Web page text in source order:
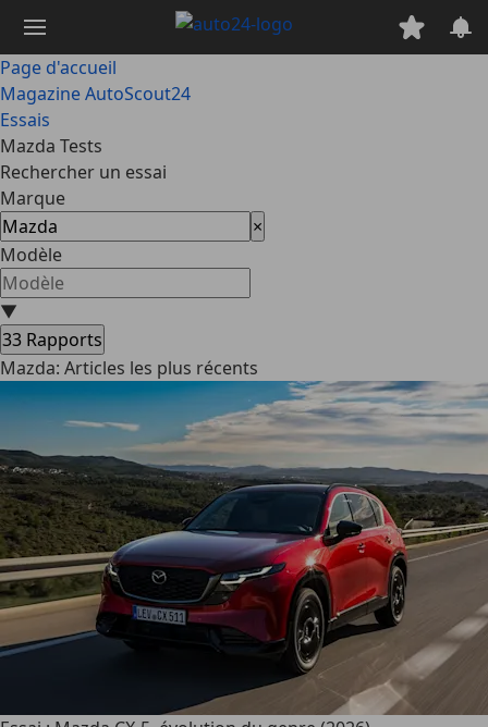
contenu
principal
Page d'accueil
Magazine AutoScout24
Essais
Mazda Tests
Rechercher un essai
Marque
×
Modèle
▼
33 Rapports
Mazda: Articles les plus récents